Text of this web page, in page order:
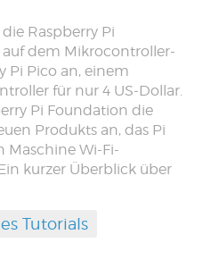
Raspberry Pi
dem Mikrocontroller-
Pi Pico an, einem
für nur 4 US-Dollar.
Pi Foundation die
Produkts an, das Pi
Maschine Wi-Fi-
kurzer Überblick über
Tutorials